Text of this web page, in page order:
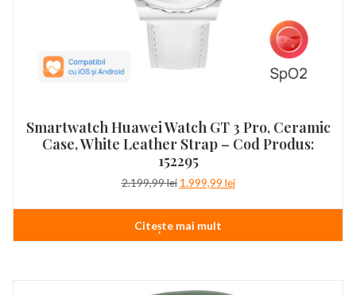
Smartwatch Huawei Watch GT 3 Pro, Ceramic
Case, White Leather Strap – Cod Produs:
152295
2.199,99lei Prețul
a
fost:
2.199,99 lei.
1.999,99 leiPrețul
este:
Citește mai mult